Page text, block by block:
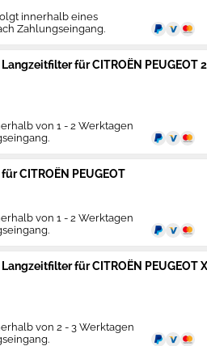
innerhalb eines
Zahlungseingang.
für CITROËN PEUGEOT
von 1 - 2 Werktagen
CITROËN PEUGEOT
von 1 - 2 Werktagen
für CITROËN PEUGEOT
von 2 - 3 Werktagen